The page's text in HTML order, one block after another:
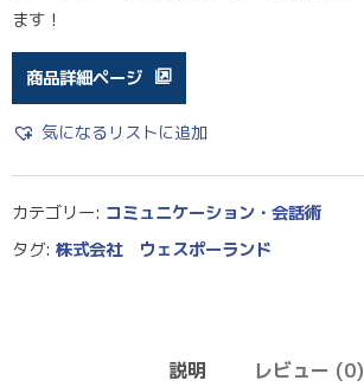
ます！
商品詳細ページ
気になるリストに追加
カテゴリー: コミュニケーション・会話術
タグ: 株式会社 ウェスポーランド
説明 レビュー (0)